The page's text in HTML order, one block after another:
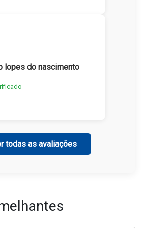
lopes do nascimento
todas as avaliações